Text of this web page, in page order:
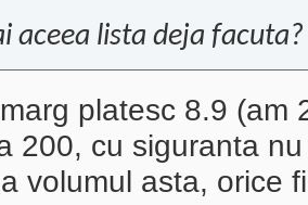
aceea lista deja facuta?
platesc 8.9 (am
200, cu siguranta
volumul asta, orice